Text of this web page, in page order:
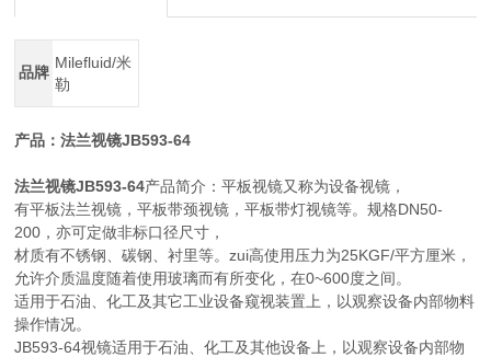
品牌
Milefluid/米
勒
产品：法兰视镜JB593-64
法兰视镜JB593-64产品简介：平板视镜又称为设备视镜，
有平板法兰视镜，平板带颈视镜，平板带灯视镜等。规格DN50-
200，亦可定做非标口径尺寸，
材质有不锈钢、碳钢、衬里等。zui高使用压力为25KGF/平方厘米，
允许介质温度随着使用玻璃而有所变化，在0~600度之间。
适用于石油、化工及其它工业设备窥视装置上，以观察设备内部物料
操作情况。
JB593-64视镜适用于石油、化工及其他设备上，以观察设备内部物